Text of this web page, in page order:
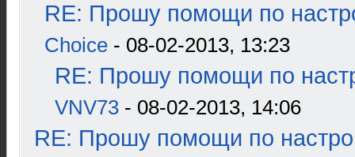
RE: Прошу помощи по
Choice - 08-02-2013, 13:23
RE: Прошу помощи по
VNV73 - 08-02-2013, 14:06
RE: Прошу помощи по